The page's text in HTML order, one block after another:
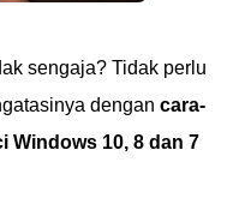
sengaja? Tidak perlu
dengan cara-
Windows 10, 8 dan 7